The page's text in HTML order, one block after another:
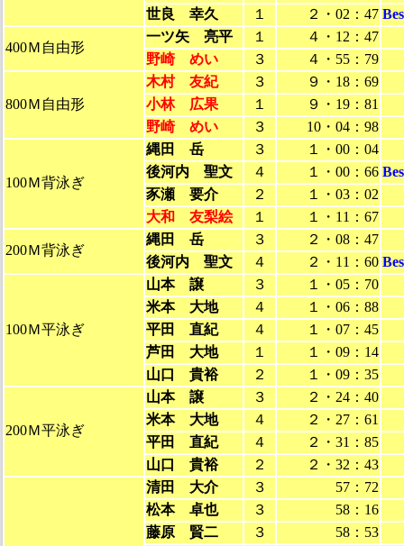
世良 幸久
１ ２・02：47
400Ｍ自由形
一ツ矢 亮平 １
４・12：47
野崎 めい
３ ４・55：79
800Ｍ自由形
木村 友紀 ３
９・18：69
小林 広果
１
９・19：81
野崎 めい
３ 10・04：98
100Ｍ背泳ぎ
縄田 岳 ３
１・00：04
後河内 聖文
４ １・00：66
豕瀬 要介
２
１・03：02
大和 友梨絵
１ １・11：67
200Ｍ背泳ぎ
縄田 岳 ３
２・08：47
後河内 聖文
４ ２・11：60
100Ｍ平泳ぎ
山本 譲 ３
１・05：70
米本 大地
４
１・06：88
平田 直紀
４
１・07：45
芦田 大地
１
１・09：14
山口 貴裕
２ １・09：35
200Ｍ平泳ぎ
山本 譲 ３
２・24：40
米本 大地
４
２・27：61
平田 直紀
４
２・31：85
山口 貴裕
２ ２・32：43
清田 大介 ３
57：72
松本 卓也
３
58：16
藤原 賢二
３
58：53